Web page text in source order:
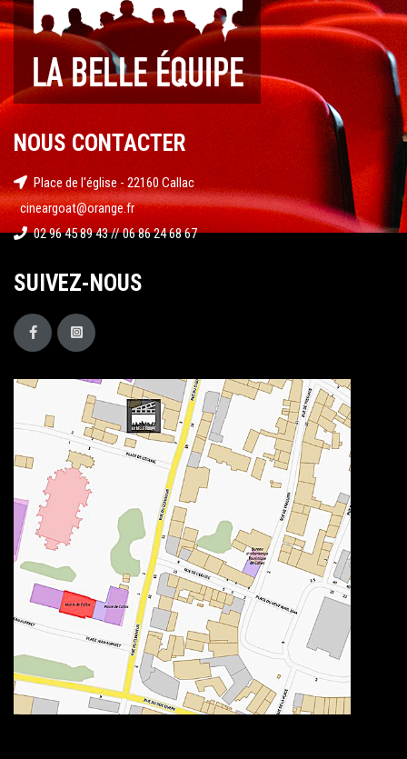
NOUS CONTACTER
Place de l'église - 22160 Callac
cineargoat@orange.fr
02 96 45 89 43 // 06 86 24 68 67
SUIVEZ-NOUS